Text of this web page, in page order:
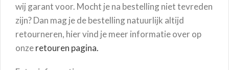
wij garant voor. Mocht je na bestelling niet tevreden
zijn? Dan mag je de bestelling natuurlijk altijd
retourneren, hier vind je meer informatie over op
onzeretouren pagina.